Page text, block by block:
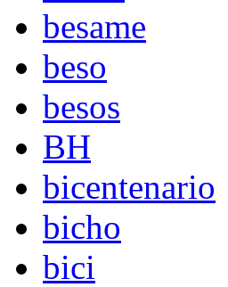
besame
beso
besos
BH
bicentenario
bicho
bici